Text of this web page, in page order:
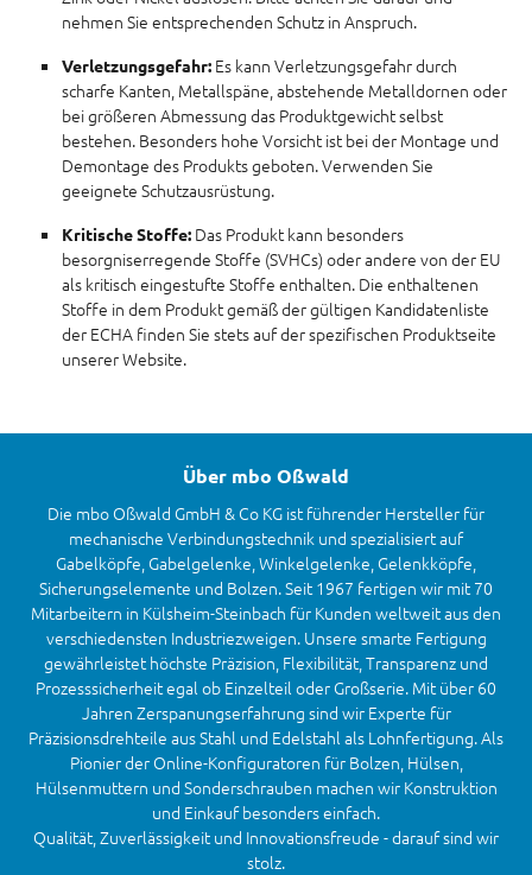
nehmen Sie entsprechenden Schutz in Anspruch.
Verletzungsgefahr: Es kann Verletzungsgefahr durch
scharfe Kanten, Metallspäne, abstehende Metalldornen oder
bei größeren Abmessung das Produktgewicht selbst
bestehen. Besonders hohe Vorsicht ist bei der Montage und
Demontage des Produkts geboten. Verwenden Sie
geeignete Schutzausrüstung.
Kritische Stoffe: Das Produkt kann besonders
besorgniserregende Stoffe (SVHCs) oder andere von der EU
als kritisch eingestufte Stoffe enthalten. Die enthaltenen
Stoffe in dem Produkt gemäß der gültigen Kandidatenliste
der ECHA finden Sie stets auf der spezifischen Produktseite
unserer Website.
Über mbo Oßwald
Die mbo Oßwald GmbH & Co KG ist führender Hersteller für
mechanische Verbindungstechnik und spezialisiert auf
Gabelköpfe, Gabelgelenke, Winkelgelenke, Gelenkköpfe,
Sicherungselemente und Bolzen. Seit 1967 fertigen wir mit 70
Mitarbeitern in Külsheim-Steinbach für Kunden weltweit aus den
verschiedensten Industriezweigen. Unsere smarte Fertigung
gewährleistet höchste Präzision, Flexibilität, Transparenz und
Prozesssicherheit egal ob Einzelteil oder Großserie. Mit über 60
Jahren Zerspanungserfahrung sind wir Experte für
Präzisionsdrehteile aus Stahl und Edelstahl als Lohnfertigung. Als
Pionier der Online-Konfiguratoren für Bolzen, Hülsen,
Hülsenmuttern und Sonderschrauben machen wir Konstruktion
und Einkauf besonders einfach.
Qualität, Zuverlässigkeit und Innovationsfreude - darauf sind wir
stolz.